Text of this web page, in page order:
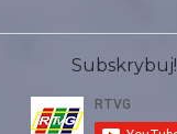
Subskrybuj!